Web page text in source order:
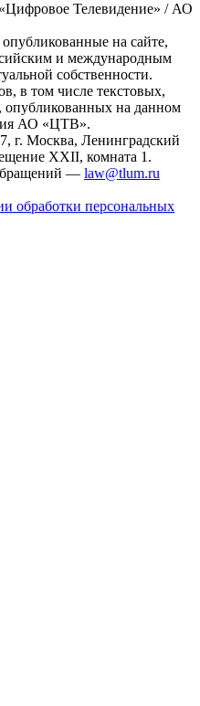
Телевидение» / АО
на сайте,
и международным
собственности.
в том числе текстовых,
опубликованных на данном
АО «ЦТВ».
г. Москва, Ленинградский
XXII, комната 1.
— law@tlum.ru
обработки персональных